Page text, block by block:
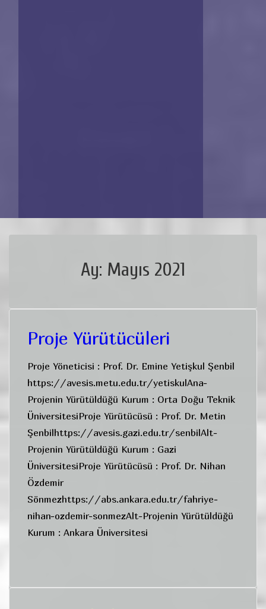
Ay: Mayıs 2021
Proje Yürütücüleri
Proje Yöneticisi : Prof. Dr. Emine Yetişkul Şenbil
https://avesis.metu.edu.tr/yetiskulAna-
Projenin Yürütüldüğü Kurum : Orta Doğu Teknik
ÜniversitesiProje Yürütücüsü : Prof. Dr. Metin
Şenbilhttps://avesis.gazi.edu.tr/senbilAlt-
Projenin Yürütüldüğü Kurum : Gazi
ÜniversitesiProje Yürütücüsü : Prof. Dr. Nihan
Özdemir
Sönmezhttps://abs.ankara.edu.tr/fahriye-
nihan-ozdemir-sonmezAlt-Projenin Yürütüldüğü
Kurum : Ankara Üniversitesi